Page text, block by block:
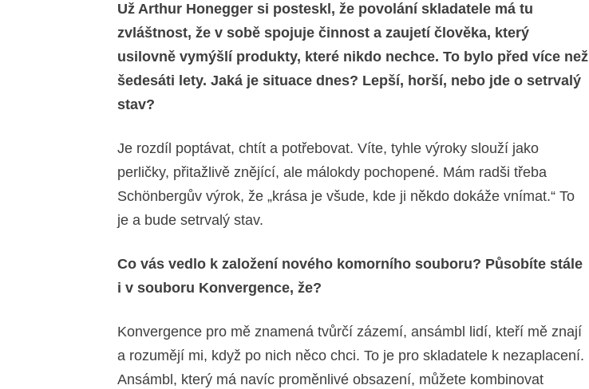
Už Arthur Honegger si posteskl, že povolání skladatele má tu
zvláštnost, že v sobě spojuje činnost a zaujetí člověka, který
usilovně vymýšlí produkty, které nikdo nechce. To bylo před více než
šedesáti lety. Jaká je situace dnes? Lepší, horší, nebo jde o setrvalý
stav?
Je rozdíl poptávat, chtít a potřebovat. Víte, tyhle výroky slouží jako
perličky, přitažlivě znějící, ale málokdy pochopené. Mám radši třeba
Schönbergův výrok, že „krása je všude, kde ji někdo dokáže vnímat.“ To
je a bude setrvalý stav.
Co vás vedlo k založení nového komorního souboru? Působíte stále
i v souboru Konvergence, že?
Konvergence pro mě znamená tvůrčí zázemí, ansámbl lidí, kteří mě znají
a rozumějí mi, když po nich něco chci. To je pro skladatele k nezaplacení.
Ansámbl, který má navíc proměnlivé obsazení, můžete kombinovat